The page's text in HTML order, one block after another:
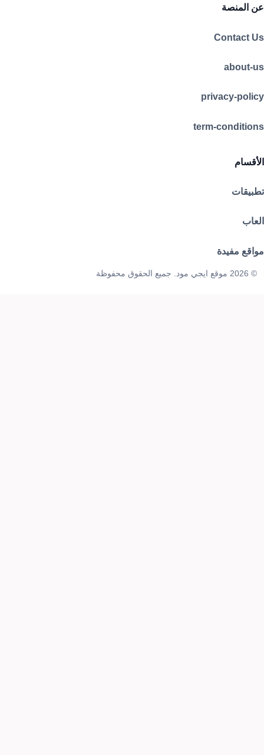
عن المنصة
Contact Us
about-us
privacy-policy
term-conditions
الأقسام
تطبيقات
العاب
مواقع مفيدة
© 2026 موقع ايجي مود. جميع الحقوق محفوظة